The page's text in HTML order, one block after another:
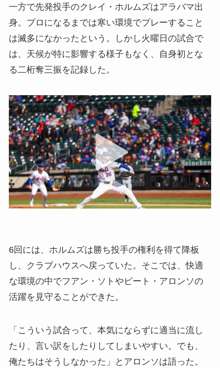
一方で先発投手のクレイ・ホルムズはアラバマ出
身。プロになるまでは寒い環境でプレーすること
は滅多になかったという。しかし火曜日の試合で
は、天候が特に影響する様子もなく、自身初とな
る二桁奪三振を記録した。
6回には、ホルムズは勝ち投手の権利を得て降板
し、クラブハウスへ戻っていた。そこでは、快適
な環境の中でフアン・ソトやピート・アロンソの
活躍を見守ることができた。
「こういう試合って、本気にならずに適当に流し
たり、言い訳をしたりしてしまいやすい。でも、
俺たちはそうしなかった」とアロンソは語った。